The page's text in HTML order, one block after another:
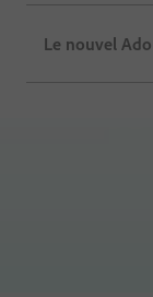
Le nouvel